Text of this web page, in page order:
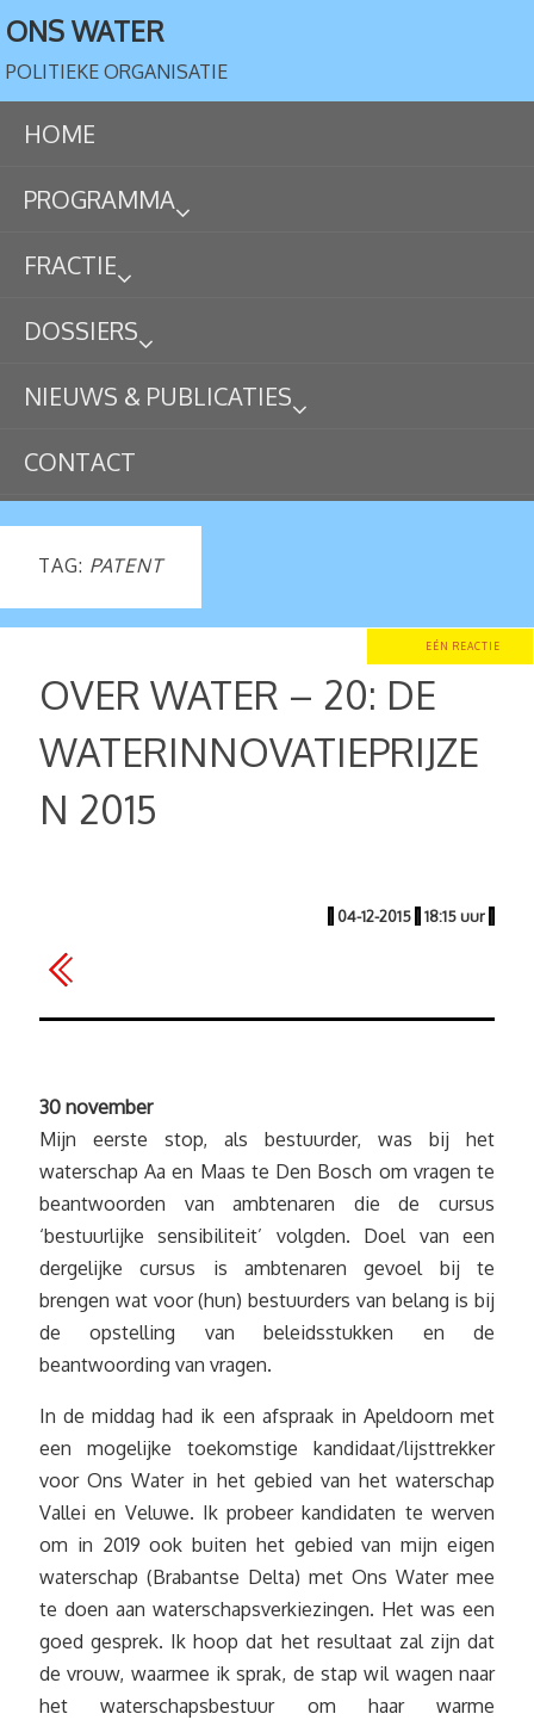
ONS WATER
POLITIEKE ORGANISATIE
HOME
PROGRAMMA
FRACTIE
DOSSIERS
NIEUWS & PUBLICATIES
CONTACT
TAG: PATENT
EÉN REACTIE
OVER WATER – 20: DE
WATERINNOVATIEPRIJZE
N 2015
| 04-12-2015 | 18:15 uur |
30 november
Mijn eerste stop, als bestuurder, was bij het
waterschap Aa en Maas te Den Bosch om vragen te
beantwoorden van ambtenaren die de cursus
‘bestuurlijke sensibiliteit’ volgden. Doel van een
dergelijke cursus is ambtenaren gevoel bij te
brengen wat voor (hun) bestuurders van belang is bij
de opstelling van beleidsstukken en de
beantwoording van vragen.
In de middag had ik een afspraak in Apeldoorn met
een mogelijke toekomstige kandidaat/lijsttrekker
voor Ons Water in het gebied van het waterschap
Vallei en Veluwe. Ik probeer kandidaten te werven
om in 2019 ook buiten het gebied van mijn eigen
waterschap (Brabantse Delta) met Ons Water mee
te doen aan waterschapsverkiezingen. Het was een
goed gesprek. Ik hoop dat het resultaat zal zijn dat
de vrouw, waarmee ik sprak, de stap wil wagen naar
het waterschapsbestuur om haar warme